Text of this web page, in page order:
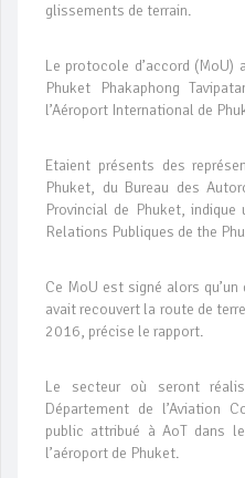
glissements de terrain.
Le protocole d’accord (MoU)
Phuket Phakaphong
l’Aéroport International de
Etaient présents des
Phuket, du Bureau des
Provincial de Phuket,
Relations Publiques de the
Ce MoU est signé alors
avait recouvert la route de
2016, précise le rapport.
Le secteur où seront
Département de l’Aviation
public attribué à AoT dans
l’aéroport de Phuket.